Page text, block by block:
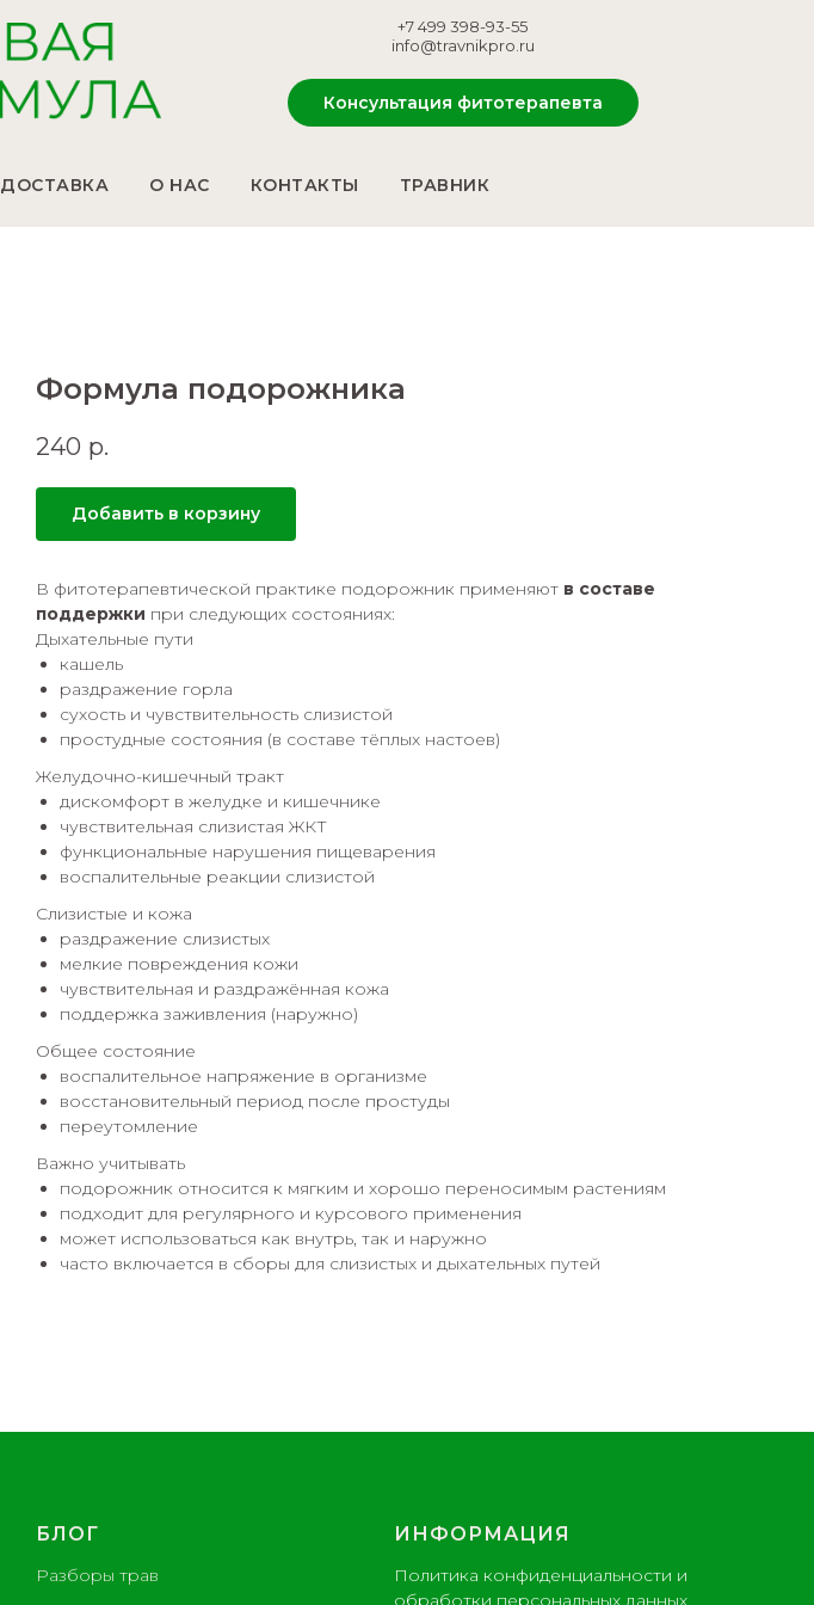
+7 499 398-93-55
info@travnikpro.ru
Консультация фитотерапевта
ДОСТАВКА О НАС КОНТАКТЫ ТРАВНИК
Формула подорожника
240 р.
Добавить в корзину
В фитотерапевтической практике подорожник применяют в составе
поддержки при следующих состояниях:
Дыхательные пути
кашель
раздражение горла
сухость и чувствительность слизистой
простудные состояния (в составе тёплых настоев)
Желудочно-кишечный тракт
дискомфорт в желудке и кишечнике
чувствительная слизистая ЖКТ
функциональные нарушения пищеварения
воспалительные реакции слизистой
Слизистые и кожа
раздражение слизистых
мелкие повреждения кожи
чувствительная и раздражённая кожа
поддержка заживления (наружно)
Общее состояние
воспалительное напряжение в организме
восстановительный период после простуды
переутомление
Важно учитывать
подорожник относится к мягким и хорошо переносимым растениям
подходит для регулярного и курсового применения
может использоваться как внутрь, так и наружно
часто включается в сборы для слизистых и дыхательных путей
БЛОГ
Разборы трав
ИНФОРМАЦИЯ
Политика конфиденциальности и
обработки персональных данных